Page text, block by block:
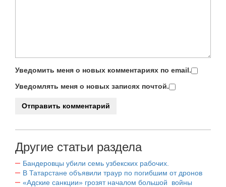
Уведомить меня о новых комментариях по email.
Уведомлять меня о новых записях почтой.
Другие статьи раздела
Бандеровцы убили семь узбекских рабочих.
В Татарстане объявили траур по погибшим от дронов
«Адские санкции» грозят началом большой войны